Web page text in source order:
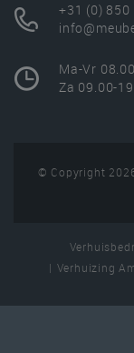
+31 (0) 850
Ma-Vr
Za 09.00-
© Copyright
Verhuizing